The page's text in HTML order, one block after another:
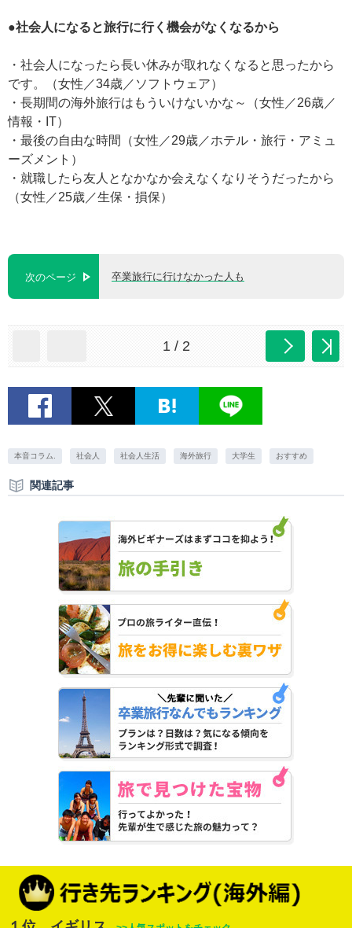
●社会人になると旅行に行く機会がなくなるから
・社会人になったら長い休みが取れなくなると思ったから
です。（女性／34歳／ソフトウェア）
・長期間の海外旅行はもういけないかな～（女性／26歳／
情報・IT）
・最後の自由な時間（女性／29歳／ホテル・旅行・アミュ
ーズメント）
・就職したら友人となかなか会えなくなりそうだったから
（女性／25歳／生保・損保）
次のページ 卒業旅行に行けなかった人も
1 / 2
本音コラム. 社会人 社会人生活 海外旅行 大学生 おすすめ
関連記事